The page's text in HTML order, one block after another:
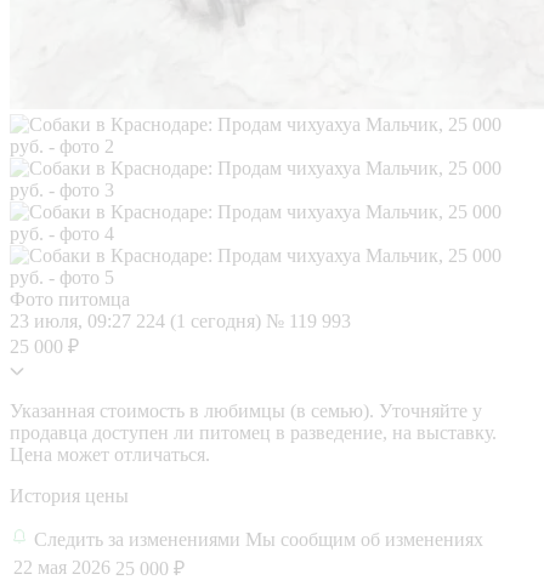
Фото питомца
23 июля, 09:27 224 (1 сегодня) № 119 993
25 000 ₽
Указанная стоимость в любимцы (в семью). Уточняйте у
продавца доступен ли питомец в разведение, на выставку.
Цена может отличаться.
История цены
Следить за изменениями Мы сообщим об изменениях
22 мая 2026 25 000 ₽